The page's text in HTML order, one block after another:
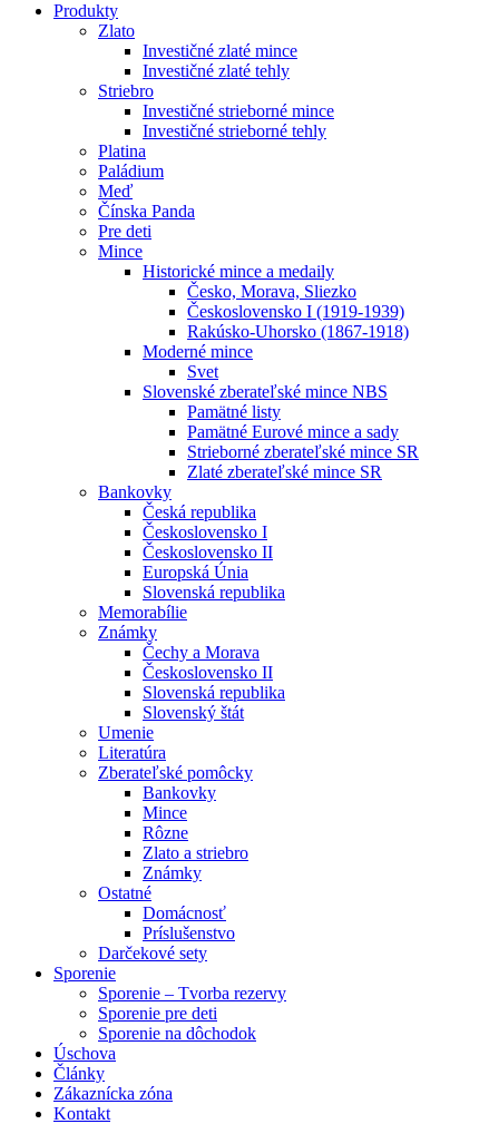
Produkty
Zlato
Investičné zlaté mince
Investičné zlaté tehly
Striebro
Investičné strieborné mince
Investičné strieborné tehly
Platina
Paládium
Meď
Čínska Panda
Pre deti
Mince
Historické mince a medaily
Česko, Morava, Sliezko
Československo I (1919-1939)
Rakúsko-Uhorsko (1867-1918)
Moderné mince
Svet
Slovenské zberateľské mince NBS
Pamätné listy
Pamätné Eurové mince a sady
Strieborné zberateľské mince SR
Zlaté zberateľské mince SR
Bankovky
Česká republika
Československo I
Československo II
Europská Únia
Slovenská republika
Memorabílie
Známky
Čechy a Morava
Československo II
Slovenská republika
Slovenský štát
Umenie
Literatúra
Zberateľské pomôcky
Bankovky
Mince
Rôzne
Zlato a striebro
Známky
Ostatné
Domácnosť
Príslušenstvo
Darčekové sety
Sporenie
Sporenie – Tvorba rezervy
Sporenie pre deti
Sporenie na dôchodok
Úschova
Články
Zákaznícka zóna
Kontakt